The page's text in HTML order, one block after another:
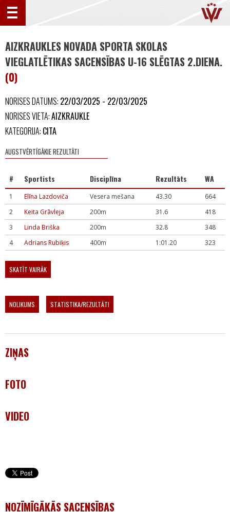
AIZKRAUKLES NOVADA SPORTA SKOLAS
VIEGLATLĒTIKAS SACENSĪBAS U-16 SLĒGTAS 2.DIENA.
(0)
NORISES DATUMS: 22/03/2025 - 22/03/2025
NORISES VIETA:AIZKRAUKLE
KATEGORIJA: CITA
AUGSTVĒRTĪGĀKIE REZULTĀTI
# Sportists Disciplīna Rezultāts WA
1 Elīna Lazdoviča Vesera mešana 43.30
664
2
Keita Grāvleja 200m 31.6
418
3
Linda Briška 200m 32.8
348
4
Adrians Rubiķis 400m 1:01.20 323
SKATĪT VAIRĀK
NOLIKUMS STATISTIKA/REZULTĀTI
ZIŅAS
FOTO
VIDEO
NOZĪMĪGĀKĀS SACENSĪBAS